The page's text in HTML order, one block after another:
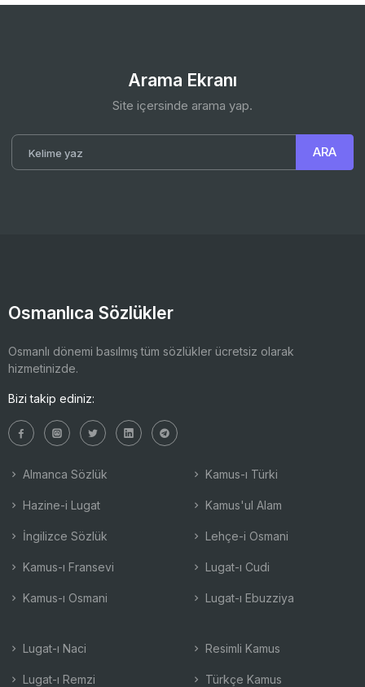
Arama Ekranı
Site içersinde arama yap.
Osmanlıca Sözlükler
Osmanlı dönemi basılmış tüm sözlükler ücretsiz olarak
hizmetinizde.
Bizi takip ediniz:
Almanca Sözlük
Hazine-i Lugat
İngilizce Sözlük
Kamus-ı Fransevi
Kamus-ı Osmani
Kamus-ı Türki
Kamus'ul Alam
Lehçe-i Osmani
Lugat-ı Cudi
Lugat-ı Ebuzziya
Lugat-ı Naci
Lugat-ı Remzi
Resimli Kamus
Türkçe Kamus